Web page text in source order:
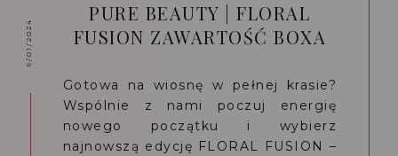
5/01/2024
PURE BEAUTY | FLORAL
FUSION ZAWARTOŚĆ BOXA
Gotowa na wiosnę w pełnej krasie?
Wspólnie z nami poczuj energię
nowego początku i wybierz
najnowszą edycję FLORAL FUSION –